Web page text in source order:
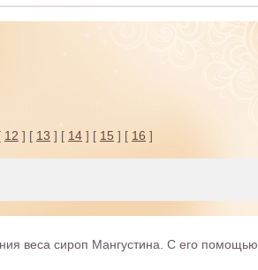
12 ] [ 13 ] [ 14 ] [ 15 ] [ 16 ]
веса сироп Мангустина. С его помощью